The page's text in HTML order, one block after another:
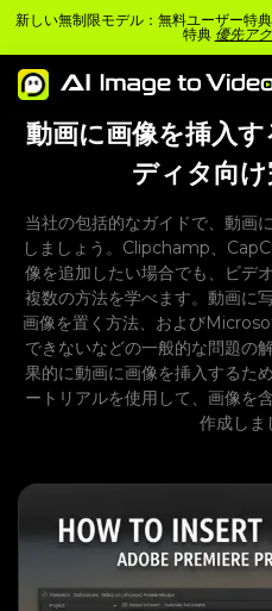
新しい無制限モデル：無料ユーザー特
特典 優先アク
動画に画像を挿入
ディタ向
当社の包括的なガイドで、動画
しましょう。Clipchamp、
像を追加したい場合でも、ビデ
複数の方法を学べます。動画に
画像を置く方法、および
できないなどの一般的な問題の
果的に動画に画像を挿入するた
ートリアルを使用して、画像を
作成しま